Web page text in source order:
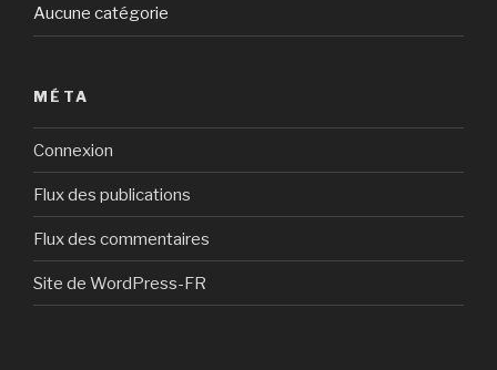
Aucune catégorie
MÉTA
Connexion
Flux des publications
Flux des commentaires
Site de WordPress-FR